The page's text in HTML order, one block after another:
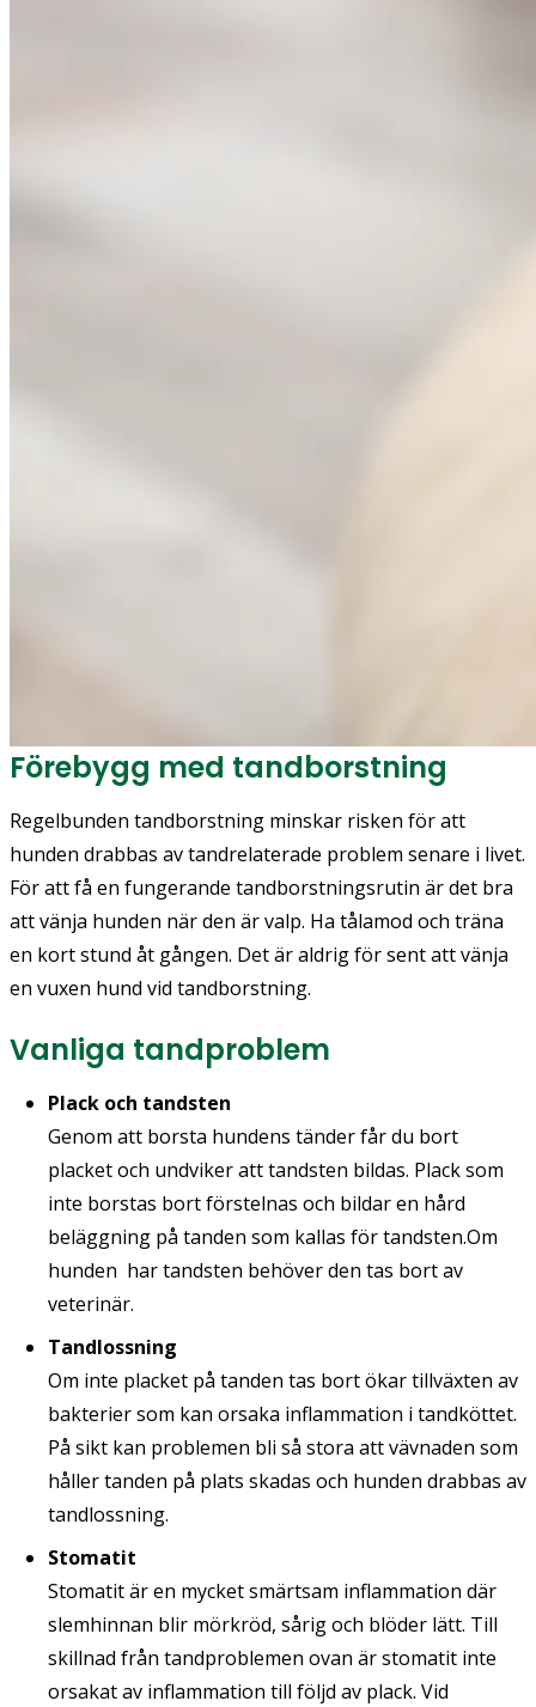
Förebygg med tandborstning
Regelbunden tandborstning minskar risken för att
hunden drabbas av tandrelaterade problem senare i livet.
För att få en fungerande tandborstningsrutin är det bra
att vänja hunden när den är valp. Ha tålamod och träna
en kort stund åt gången. Det är aldrig för sent att vänja
en vuxen hund vid tandborstning.
Vanliga tandproblem
Plack och tandsten
Genom att borsta hundens tänder får du bort
placket och undviker att tandsten bildas. Plack som
inte borstas bort förstelnas och bildar en hård
beläggning på tanden som kallas för tandsten.Om
hunden har tandsten behöver den tas bort av
veterinär.
Tandlossning
Om inte placket på tanden tas bort ökar tillväxten av
bakterier som kan orsaka inflammation i tandköttet.
På sikt kan problemen bli så stora att vävnaden som
håller tanden på plats skadas och hunden drabbas av
tandlossning.
Stomatit
Stomatit är en mycket smärtsam inflammation där
slemhinnan blir mörkröd, sårig och blöder lätt. Till
skillnad från tandproblemen ovan är stomatit inte
orsakat av inflammation till följd av plack. Vid